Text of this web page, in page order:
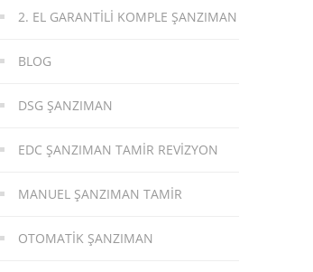
2. EL GARANTILI KOMPLE ŞANZIMAN
BLOG
DSG ŞANZIMAN
EDC ŞANZIMAN TAMIR REVIZYON
MANUEL ŞANZIMAN TAMIR
OTOMATIK ŞANZIMAN